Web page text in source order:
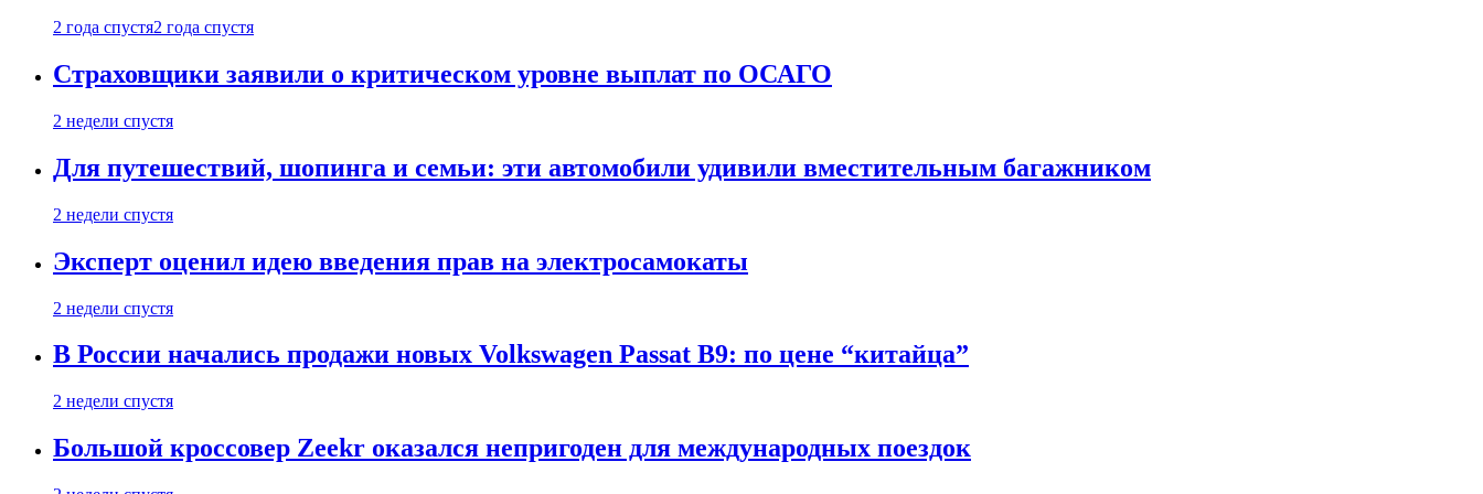
2 года спустя2 года спустя
Страховщики заявили о критическом уровне выплат по ОСАГО
2 недели спустя
Для путешествий, шопинга и семьи: эти автомобили удивили вместительным багажником
2 недели спустя
Эксперт оценил идею введения прав на электросамокаты
2 недели спустя
В России начались продажи новых Volkswagen Passat B9: по цене “китайца”
2 недели спустя
Большой кроссовер Zeekr оказался непригоден для международных поездок